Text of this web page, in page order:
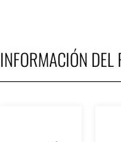
INFORMACIÓN DEL